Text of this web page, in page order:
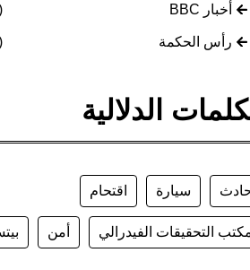
أخبار BBC (24227)
رأس الحكمة (21201)
الدلالية
سيارة اقتحام
التحقيقات الفيدرالي أمن